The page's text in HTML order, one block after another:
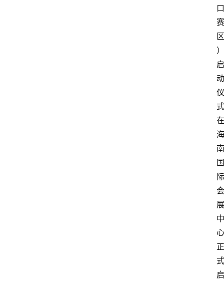
口
赛
区
）
启
动
仪
式
在
海
南
国
际
会
展
中
心
正
式
启